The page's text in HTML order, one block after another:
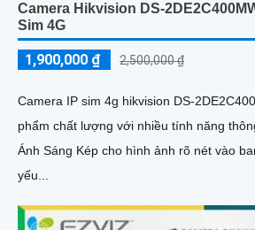
Camera Hikvision DS-
Sim 4G
1,900,000 ₫ 2,500,000 ₫
Camera IP sim 4g hikvision DS-
phẩm chất lượng với nhiều tính năng
Ánh Sáng Kép cho hình ảnh rõ nét vào
yếu...